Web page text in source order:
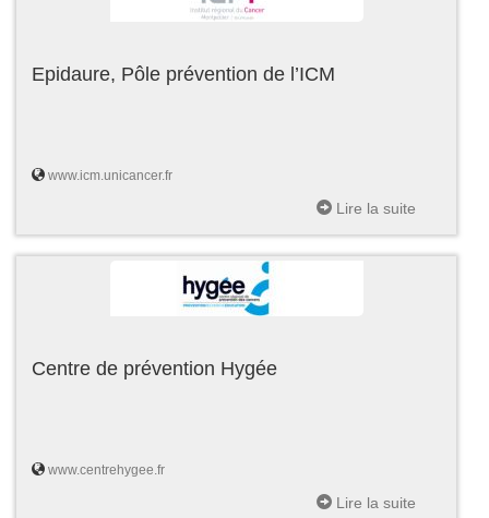
Epidaure, Pôle prévention de l’ICM
www.icm.unicancer.fr
Lire la suite
Centre de prévention Hygée
www.centrehygee.fr
Lire la suite